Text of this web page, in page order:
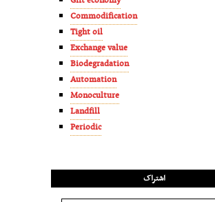
Commodification
Tight oil
Exchange value
Biodegradation
Automation
Monoculture
Landfill
Periodic
اشتراک